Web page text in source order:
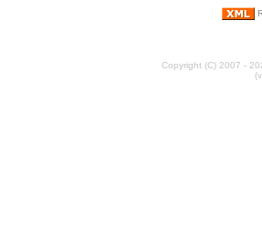
Copyright (C) 2007 -